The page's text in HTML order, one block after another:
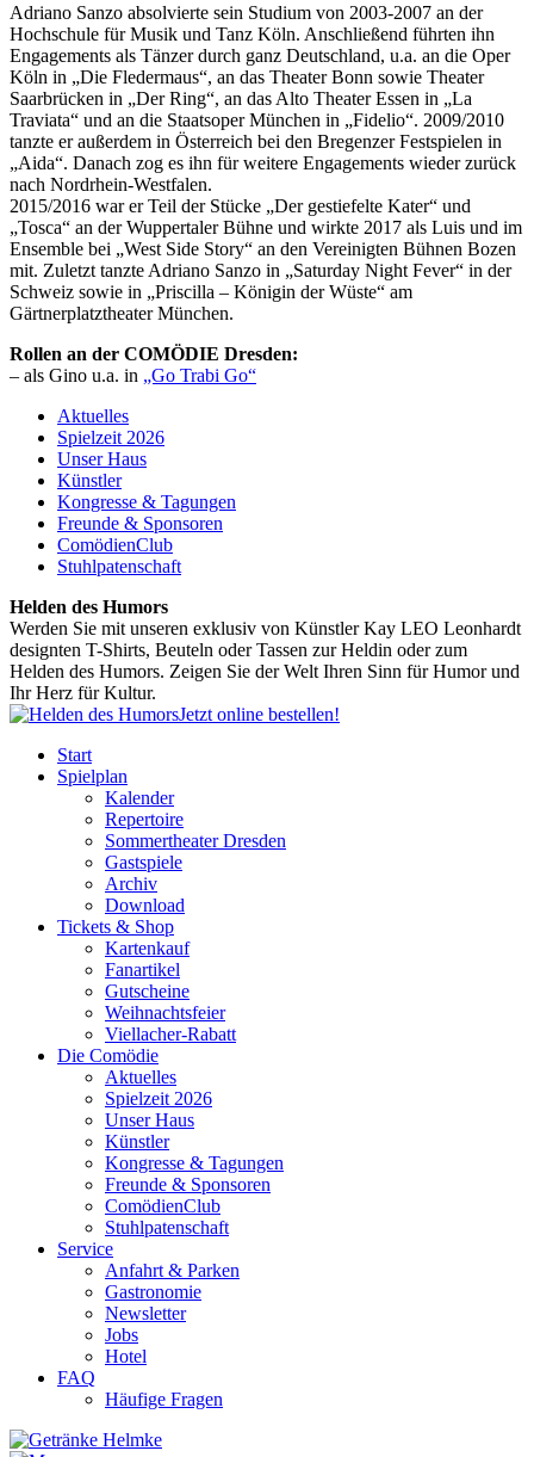
Adriano Sanzo absolvierte sein Studium von 2003-2007 an der
Hochschule für Musik und Tanz Köln. Anschließend führten ihn
Engagements als Tänzer durch ganz Deutschland, u.a. an die Oper
Köln in „Die Fledermaus“, an das Theater Bonn sowie Theater
Saarbrücken in „Der Ring“, an das Alto Theater Essen in „La
Traviata“ und an die Staatsoper München in „Fidelio“. 2009/2010
tanzte er außerdem in Österreich bei den Bregenzer Festspielen in
„Aida“. Danach zog es ihn für weitere Engagements wieder zurück
nach Nordrhein-Westfalen.
2015/2016 war er Teil der Stücke „Der gestiefelte Kater“ und
„Tosca“ an der Wuppertaler Bühne und wirkte 2017 als Luis und im
Ensemble bei „West Side Story“ an den Vereinigten Bühnen Bozen
mit. Zuletzt tanzte Adriano Sanzo in „Saturday Night Fever“ in der
Schweiz sowie in „Priscilla – Königin der Wüste“ am
Gärtnerplatztheater München.
Rollen an der COMÖDIE Dresden:
– als Gino u.a. in „Go Trabi Go“
Aktuelles
Spielzeit 2026
Unser Haus
Künstler
Kongresse & Tagungen
Freunde & Sponsoren
ComödienClub
Stuhlpatenschaft
Helden des Humors
Werden Sie mit unseren exklusiv von Künstler Kay LEO Leonhardt
designten T-Shirts, Beuteln oder Tassen zur Heldin oder zum
Helden des Humors. Zeigen Sie der Welt Ihren Sinn für Humor und
Ihr Herz für Kultur.
Jetzt online bestellen!
Start
Spielplan
Kalender
Repertoire
Sommertheater Dresden
Gastspiele
Archiv
Download
Tickets & Shop
Kartenkauf
Fanartikel
Gutscheine
Weihnachtsfeier
Viellacher-Rabatt
Die Comödie
Aktuelles
Spielzeit 2026
Unser Haus
Künstler
Kongresse & Tagungen
Freunde & Sponsoren
ComödienClub
Stuhlpatenschaft
Service
Anfahrt & Parken
Gastronomie
Newsletter
Jobs
Hotel
FAQ
Häufige Fragen